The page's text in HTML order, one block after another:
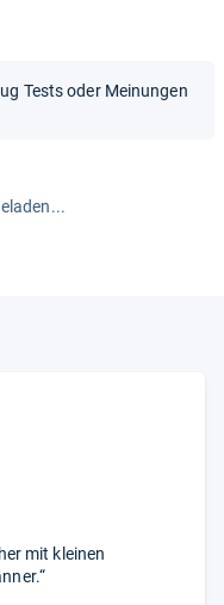
Tests oder Meinungen
mit kleinen